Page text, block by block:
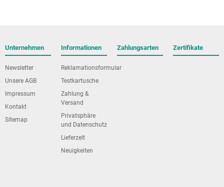
Unternehmen
Newsletter
Unsere AGB
Impressum
Kontakt
Sitemap
Informationen
Reklamationsformular
Testkartusche
Zahlung &
Versand
Privatsphäre
und Datenschutz
Lieferzeit
Neuigkeiten
Zahlungsarten Zertifikate